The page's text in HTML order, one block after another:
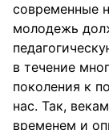
современные
молодежь
в течение
поколения к
нас. Так,
временем и